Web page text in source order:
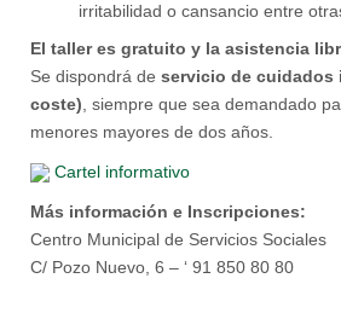
irritabilidad o cansancio entre
El taller es gratuito y la asistencia
Se dispondrá de servicio de cuidados
coste) , siempre que sea demandado
menores mayores de dos años.
Cartel informativo
Más información e Inscripciones:
Centro Municipal de Servicios Sociales
C/ Pozo Nuevo, 6 – ‘ 91 850 80 80